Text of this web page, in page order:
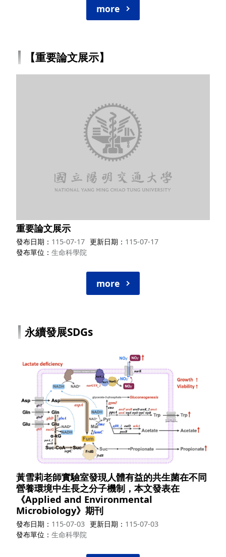
more
【重要論文展示】
重要論文展示
發布日期 115-07-17 更新日期
115-07-17
發布單位
生命科學院
more
永續發展SDGs
黃雪莉老師實驗室發現人體有益的共生菌在不同
營養環境中生長之分子機制，本文發表在
《Applied and Environmental
Microbiology》期刊
發布日期 115-07-03 更新日期
115-07-03
發布單位
生命科學院